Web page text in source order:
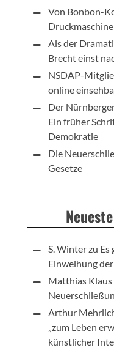
Von Bonbon-
Als der
Brecht einst
NSDAP-
online
Der
Ein früher
Demokratie
Die
Gesetze
S. Winterzu Es
Einweihung
Matthias Klaus
Arthur
„zum Leben
künstlicher